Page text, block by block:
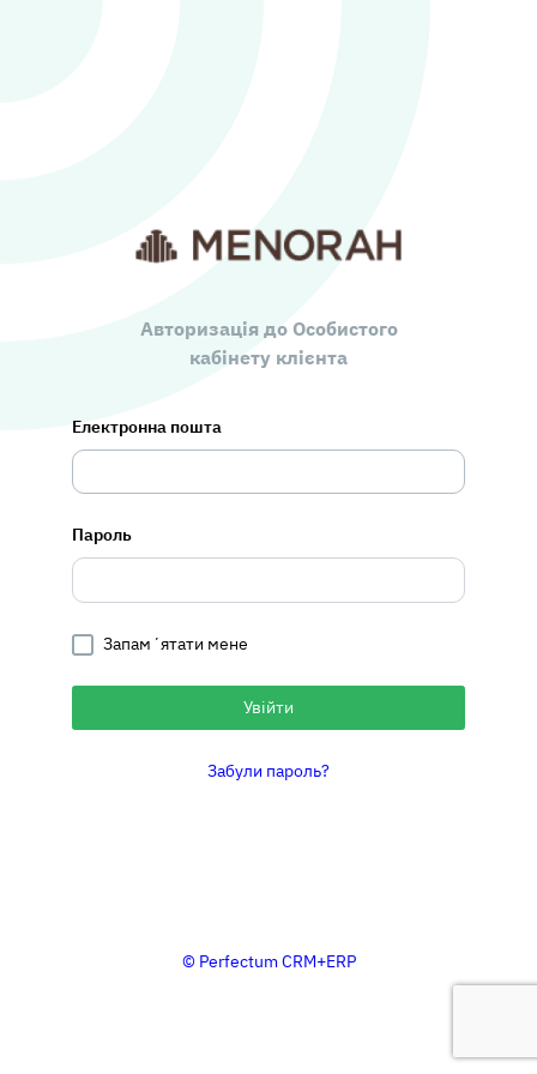
Авторизація до Особистого
кабінету клієнта
Електронна пошта
Пароль
Запамʼятати мене
Увійти
Забули пароль?
© Perfectum CRM+ERP